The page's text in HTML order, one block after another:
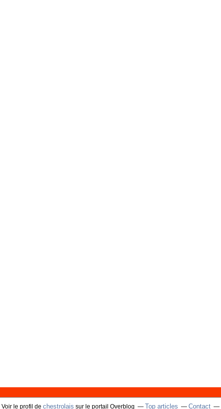
Voir le profil de chestrolais sur le portail Overblog Top articles Contact